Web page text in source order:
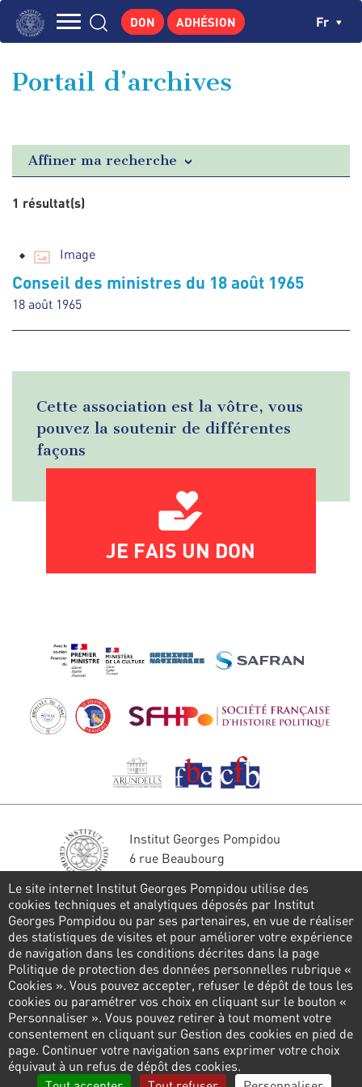
Aller
principale
GEORGES POMPIDOU
PUBLICATIONS
ACTUALITÉS
DON ADHÉSION Fr
Portail d’archives
Affiner ma recherche
1 résultat(s)
Image
Conseil des ministres du 18 août 1965
18 août 1965
Cette association est la vôtre, vous
pouvez la soutenir de différentes
façons
JE FAIS UN DON
Institut Georges Pompidou
6 rue Beaubourg
Tél. : 01 44 78 41 22
Restons en contact
FORMULAIRE DE CONTACT
Suivez-nous
Pied
dePolitique de confidentialité Gestion des cookies
Panneau de gestion des cookies
Le site internet Institut Georges Pompidou utilise des
cookies techniques et analytiques déposés par Institut
Georges Pompidou ou par ses partenaires, en vue de réaliser
des statistiques de visites et pour améliorer votre expérience
de navigation dans les conditions décrites dans la page
Politique de protection des données personnelles rubrique «
Cookies ». Vous pouvez accepter, refuser le dépôt de tous les
cookies ou paramétrer vos choix en cliquant sur le bouton «
Personnaliser ». Vous pouvez retirer à tout moment votre
consentement en cliquant sur Gestion des cookies en pied de
page. Continuer votre navigation sans exprimer votre choix
équivaut à un refus de dépôt des cookies.